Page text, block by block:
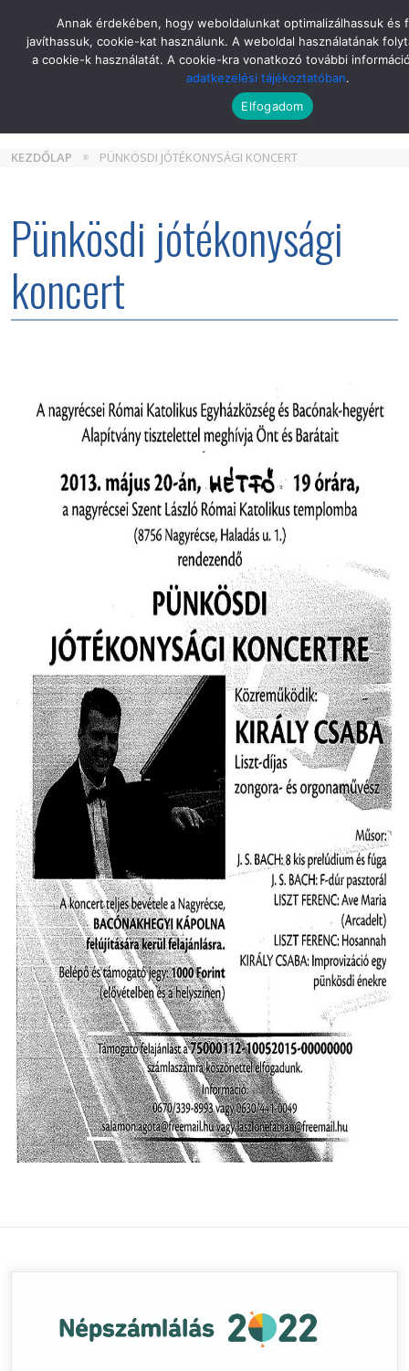
KEZDŐLAP PÜNKÖSDI JÓTÉKONYSÁGI KONCERT
Pünkösdi jótékonysági
koncert
Annak érdekében, hogy weboldalunkat optimalizálhassuk és
javíthassuk, cookie-kat használunk. A weboldal használatának
a cookie-k használatát. A cookie-kra vonatkozó további
adatkezelési tájékoztatóban.
Elfogadom